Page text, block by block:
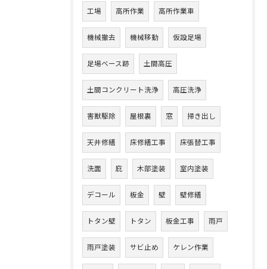
工場 高所作業 高所作業車
機械撤去 機械移動 仮設足場
足場ベース跡 土間高圧
土間コンクリート洗浄 高圧洗浄
害獣駆除 屋根裏 窓 掃き出し
天井修繕 床修繕工事 床張替工事
洗面 庇 木部塗装 室内塗装
デコール 板金 壁 壁修繕
トタン壁 トタン 板金工事 雨戸
雨戸塗装 サビ止め ケレン作業